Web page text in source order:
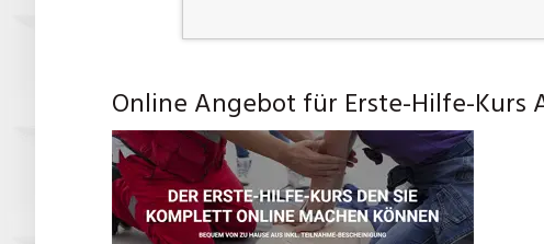
Online Angebot für Erste-Hilfe-Kurs